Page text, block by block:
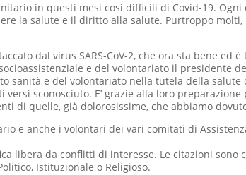
in questi mesi così difficili di Covid-19. Ogni
la salute e il diritto alla salute. Purtroppo
dal virus SARS-CoV-2, che ora sta bene ed
e del volontariato il presidente
sanità e del volontariato nella tutela della salute
sconosciuto. E’ grazie alla loro preparazione
di quelle, già dolorosissime, che abbiamo
e anche i volontari dei vari comitati di
libera da conflitti di interesse. Le citazioni sono
Istituzionale o Religioso.